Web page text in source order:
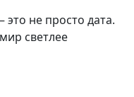
не просто дата.
светлее